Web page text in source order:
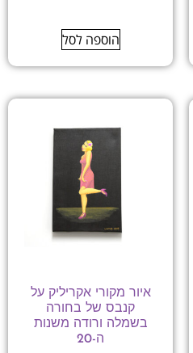
הוספה לסל
איור מקורי אקריליק על
קנבס של בחורה
בשמלה ורודה משנות
ה-20